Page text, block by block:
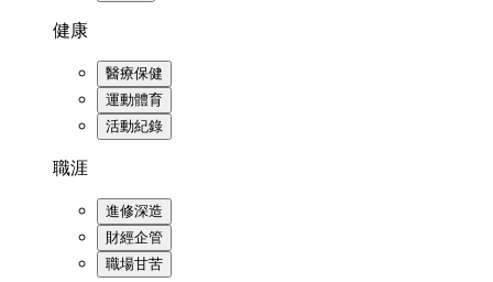
健康
醫療保健
運動體育
活動紀錄
職涯
進修深造
財經企管
職場甘苦